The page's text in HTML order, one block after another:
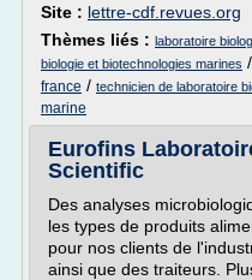
Site : lettre-cdf.revues.org
Thèmes liés : laboratoire
biologie et biotechnologies marines /
france / technicien de laboratoire
marine
Eurofins
Scientific
Des analyses
les types de produits
pour nos clients de
ainsi que des traiteurs.